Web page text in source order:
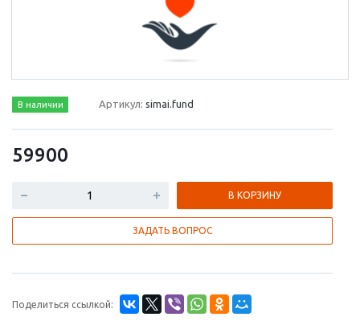
В наличии Артикул:simai.fund
59900
В КОРЗИНУ
ЗАДАТЬ ВОПРОС
Поделиться ссылкой: